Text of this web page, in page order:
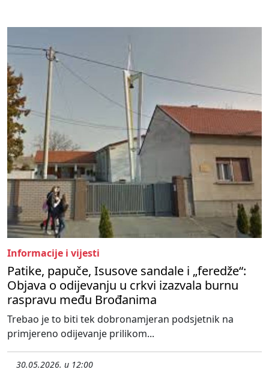
Informacije i vijesti
Patike, papuče, Isusove sandale i „feredže“:
Objava o odijevanju u crkvi izazvala burnu
raspravu među Brođanima
Trebao je to biti tek dobronamjeran podsjetnik na
primjereno odijevanje prilikom...
30.05.2026. u 12:00